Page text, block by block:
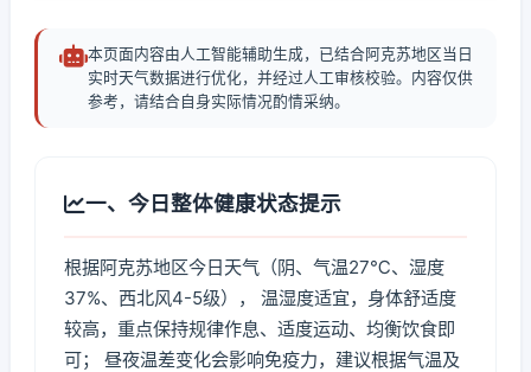
本页面内容由人工智能辅助生成，已结合阿克苏地区当日
实时天气数据进行优化，并经过人工审核校验。内容仅供
参考，请结合自身实际情况酌情采纳。
一、今日整体健康状态提示
根据阿克苏地区今日天气（阴、气温27℃、湿度
37%、西北风4-5级）， 温湿度适宜，身体舒适度
较高，重点保持规律作息、适度运动、均衡饮食即
可； 昼夜温差变化会影响免疫力，建议根据气温及